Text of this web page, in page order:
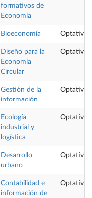
formativos de
Economía
Bioeconomía Optativa
Diseño para la
Economía
Circular
Optativa
Gestión de la
información
Optativa
Ecología
industrial y
logística
Optativa
Desarrollo
urbano
Optativa
Contabilidad e
información de
Optativa